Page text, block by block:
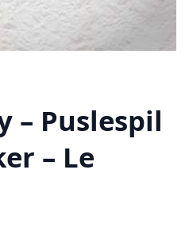
– Puslespil
– Le